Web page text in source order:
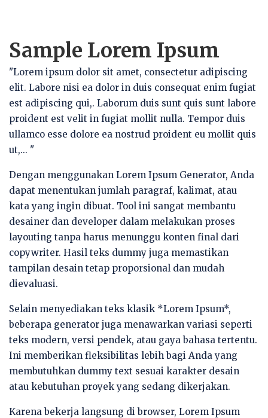
Sample Lorem Ipsum
"Lorem ipsum dolor sit amet, consectetur adipiscing
elit. Labore nisi ea dolor in duis consequat enim fugiat
est adipiscing qui,. Laborum duis sunt quis sunt labore
proident est velit in fugiat mollit nulla. Tempor duis
ullamco esse dolore ea nostrud proident eu mollit quis
ut,... "
Dengan menggunakan Lorem Ipsum Generator, Anda
dapat menentukan jumlah paragraf, kalimat, atau
kata yang ingin dibuat. Tool ini sangat membantu
desainer dan developer dalam melakukan proses
layouting tanpa harus menunggu konten final dari
copywriter. Hasil teks dummy juga memastikan
tampilan desain tetap proporsional dan mudah
dievaluasi.
Selain menyediakan teks klasik *Lorem Ipsum*,
beberapa generator juga menawarkan variasi seperti
teks modern, versi pendek, atau gaya bahasa tertentu.
Ini memberikan fleksibilitas lebih bagi Anda yang
membutuhkan dummy text sesuai karakter desain
atau kebutuhan proyek yang sedang dikerjakan.
Karena bekerja langsung di browser, Lorem Ipsum